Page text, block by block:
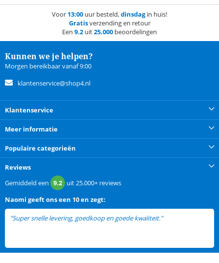
Voor 13:00 uur besteld,dinsdagin huis!
Gratisverzending en retour
Een 9.2 uit25.000 beoordelingen
Kunnen we je helpen?
Morgen bereikbaar vanaf 9:00
klantenservice@shop4.nl
Klantenservice
Meer informatie
Populaire categorieën
Reviews
Gemiddeld een 9.2 uit25.000+ reviews
Naomi geeft ons een 10 en zegt:
"Super snelle levering, goedkoop en goede kwaliteit."